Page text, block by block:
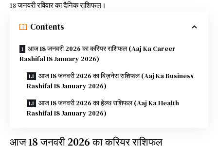
18 जनवरी रविवार का दैनिक राशिफल।
Contents
आज 18 जनवरी 2026 का करियर राशिफल (Aaj Ka Career
Rashifal 18 January 2026)
आज 18 जनवरी 2026 का बिज़नेस राशिफल (Aaj Ka Business
Rashifal 18 January 2026)
आज 18 जनवरी 2026 का हेल्थ राशिफल (Aaj Ka Health
Rashifal 18 January 2026)
आज 18 जनवरी 2026 का करियर राशिफल